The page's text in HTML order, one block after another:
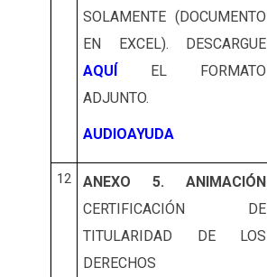
SOLAMENTE (DOCUMENTO
EN EXCEL). DESCARGUE
AQUÍ
EL FORMATO
ADJUNTO.
AUDIOAYUDA
12
ANEXO 5. ANIMACIÓN
CERTIFICACIÓN DE
TITULARIDAD DE LOS
DERECHOS